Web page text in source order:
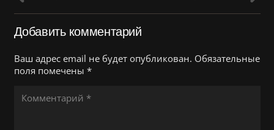
Добавить комментарий
Ваш адрес email не будет опубликован. Обязательные
поля помечены *